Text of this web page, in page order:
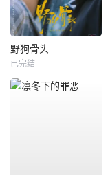
野狗骨头
已完结